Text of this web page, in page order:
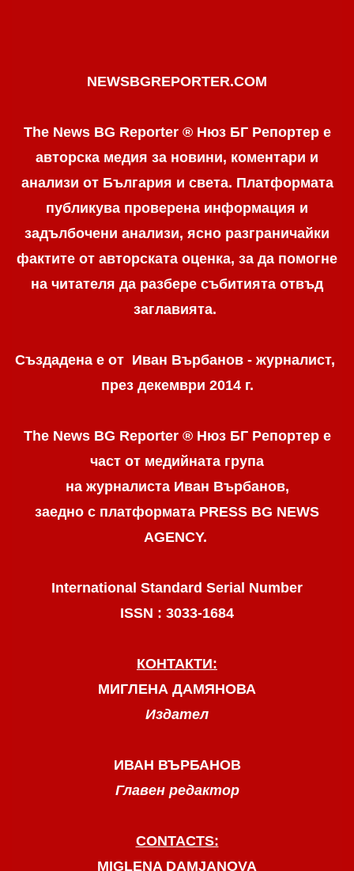
NEWSBGREPORTER.COM
The News BG Reporter ® Нюз БГ Репортер е
авторска медия за новини, коментари и
анализи от България и света. Платформата
публикува проверена информация и
задълбочени анализи, ясно разграничaйки
фактите от авторската оценка, за да помогне
на читателя да разбере събитията отвъд
заглавията.
Създадена е от Иван Върбанов - журналист,
през декември 2014 г.
The News BG Reporter ® Нюз БГ Репортере
част от медийната група
на журналиста Иван Върбанов,
заедно с платформата PRESS BG NEWS
AGENCY.
International Standard Serial Number
ISSN : 3033-1684
КОНТАКТИ:
МИГЛЕНА ДАМЯНОВА
Издател
ИВАН ВЪРБАНОВ
Главен редактор
CONTACTS:
MIGLENA DAMJANOVA